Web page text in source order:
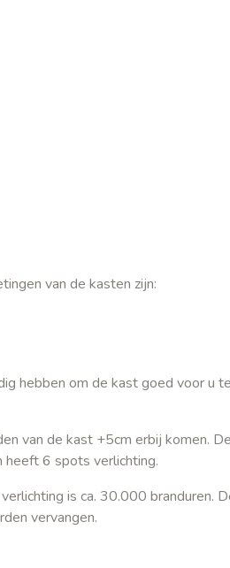
van de kasten zijn:
hebben om de kast goed voor u
van de kast +5cm erbij komen.
6 spots verlichting.
is ca. 30.000 branduren.
vervangen.